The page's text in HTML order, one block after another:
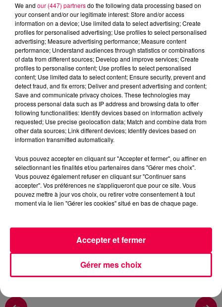
MAGNUM LA RADIO
MAGNUM DRIVE
QUIZZ TONIC
VOSGES ESSEGNEY
NATHAN SLAMA
QUIZZ TONIC avec Julie d'Essegney (24/06)
24 juin 2026 - 2 min 59 sec
QUIZZ TONIC AVEC JULIE D'ESSEGNEY (24/06)
QUIZZ TONIC avec Julie d'Essegney (24/06)
We and our (447) partnersdo the following data processing based on
your consent and/or our legitimate interest: Store and/or access
information on a device; Use limited data to select advertising; Create
profiles for personalised advertising; Use profiles to select personalised
advertising; Measure advertising performance; Measure content
performance; Understand audiences through statistics or combinations
of data from different sources; Develop and improve services; Create
profiles to personalise content; Use profiles to select personalised
content; Use limited data to select content; Ensure security, prevent and
detect fraud, and fix errors; Deliver and present advertising and content;
Save and communicate privacy choices. These technologies may
process personal data such as IP address and browsing data to offer
following functionalities: Identify devices based on information actively
requested; Use precise geolocation data; Match and combine data from
other data sources; Link different devices; Identify devices based on
information transmitted automatically.
Vous pouvez accepter en cliquant sur "Accepter et fermer", ou affiner en
sélectionnant les finalités et/ou partenaires dans "Gérer mes choix".
Vous pouvez également refuser en cliquant sur "Continuer sans
accepter". Vos préférences ne s'appliqueront que pour ce site. Vous
pouvez mettre à jour vos choix, ou retirer votre consentement à tout
moment via le lien "Gérer les cookies" situé en bas de chaque page.
Gérer mes choix
Accepter et fermer